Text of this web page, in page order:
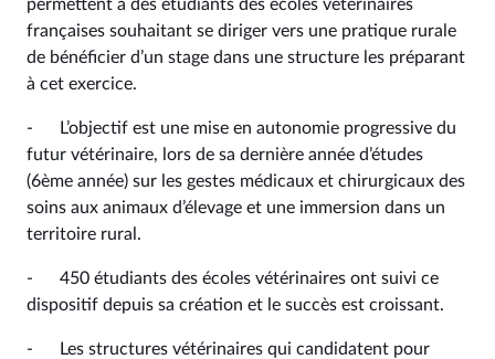
permettent à des étudiants des écoles vétérinaires
françaises souhaitant se diriger vers une pratique rurale
de bénéficier d’un stage dans une structure les préparant
à cet exercice.
- L’objectif est une mise en autonomie progressive du
futur vétérinaire, lors de sa dernière année d’études
(6ème année) sur les gestes médicaux et chirurgicaux des
soins aux animaux d’élevage et une immersion dans un
territoire rural.
- 450 étudiants des écoles vétérinaires ont suivi ce
dispositif depuis sa création et le succès est croissant.
- Les structures vétérinaires qui candidatent pour